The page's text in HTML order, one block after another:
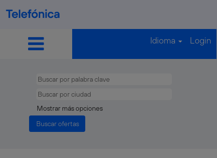
Idioma Login
Mostrar más opciones